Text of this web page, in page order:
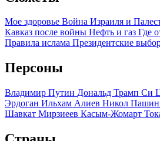
Мое здоровье Война Израиля и
Кавказ после войны Нефть и газ Где
Правила ислама Президентские
Персоны
Владимир Путин Дональд Трамп Си
Эрдоган Ильхам Алиев Никол
Шавкат Мирзиеев Касым-Жомарт